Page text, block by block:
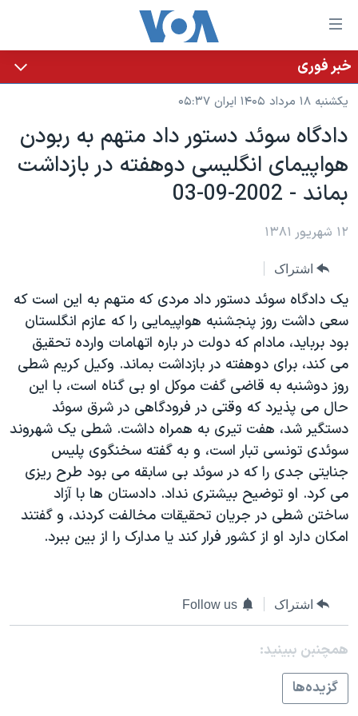
لینکهای
قابل
دسترسی
جهش
محتوای
اصلی
جهش
به
صفحه
جهش
جستجو
خانه
نسخه سبک وب‌سایت
موضوع ها
ایران
آمریکا
جهان
ویژه برنامه‌ها
ویدیوها
فرهنگ و زندگی
حقوق شهروندی
اقتصادی
علم و فناوری
اسرائیل در جنگ
گالری عکس
آرشیو پخش زنده
برنامه های تلویزیونی
جدول برنامه ها
صفحه‌های ویژه
۲۵۰سالگی آمریکا
بایگانی برنامه‌های تلویزیونی
مستندها
انتخابات ریاست جمهوری آمریکا ۲۰۲۴
حمله جمهوری اسلامی به اسرائیل
رمز مهسا
ورزش زنان در ایران
اعتراضات زن، زندگی، آزادی
مجموعه مستندهای دادخواهی
دادگاه حمید نوری
قانون شفافیت دارائی کادر رهبری ایران
اعتراضات مردمی آبان ۹۸
فرکانس‌های صدای آمریکا
پخش رادیویی
یادگیری زبان انگلیسی
دنبال کنید
زبانهای مختلف
خبر فوری
یکشنبه ۱۸ مرداد ۱۴۰۵ ایران ۰۵:۳۷
دادگاه سوئد دستور داد متهم به ربودن
هواپيمای انگليسی دوهفته در بازداشت
بماند - 2002-09-03
۱۲ شهریور ۱۳۸۱
اشتراک
يک دادگاه سوئد دستور داد مردی که متهم به اين است که
سعی داشت روز پنجشنبه هواپيمايی را که عازم انگلستان
بود بربايد، مادام که دولت در باره اتهامات وارده تحقيق
می کند، برای دوهفته در بازداشت بماند. وکيل کريم شطی
روز دوشنبه به قاضی گفت موکل او بی گناه است، با اين
حال می پذيرد که وقتی در فرودگاهی در شرق سوئد
دستگير شد، هفت تيری به همراه داشت. شطی يک شهروند
سوئدی تونسی تبار است، و به گفته سخنگوی پليس
جنايتی جدی را که در سوئد بی سابقه می بود طرح ريزی
می کرد. او توضيح بيشتری نداد. دادستان ها با آزاد
ساختن شطی در جريان تحقيقات مخالفت کردند، و گفتند
امکان دارد او از کشور فرار کند يا مدارک را از بين ببرد.
اشتراک Follow us
همچنبن ببینید:
گزيده‌ها